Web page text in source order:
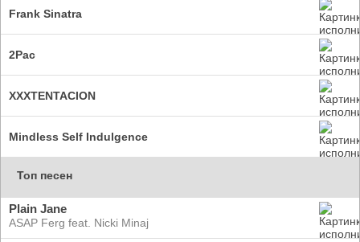
Frank Sinatra
2Pac
XXXTENTACION
Mindless Self Indulgence
Топ песен
Plain Jane
ASAP Ferg feat. Nicki Minaj